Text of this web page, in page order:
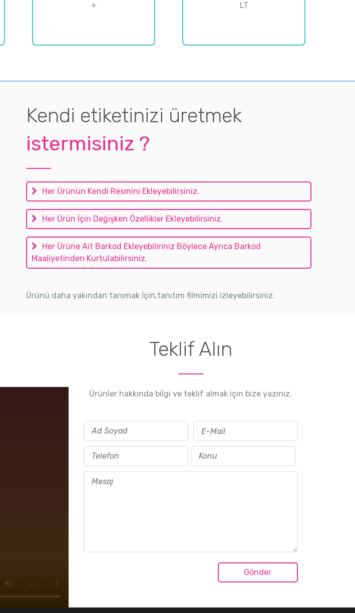
+ LT
Kendi etiketinizi üretmek
istermisiniz ?
Her Ürünün Kendi Resmini Ekleyebilirsiniz.
Her Ürün İçin Değişken Özellikler Ekleyebilirsiniz.
Her Ürüne Ait Barkod Ekleyebiliriniz Böylece Ayrıca Barkod
Maaliyetinden Kurtulabilirsiniz.
Ürünü daha yakından tanımak İçin,tanıtım filmimizi izleyebilirsiniz.
Teklif Alın
Ürünler hakkında bilgi ve teklif almak için bize yazınız.